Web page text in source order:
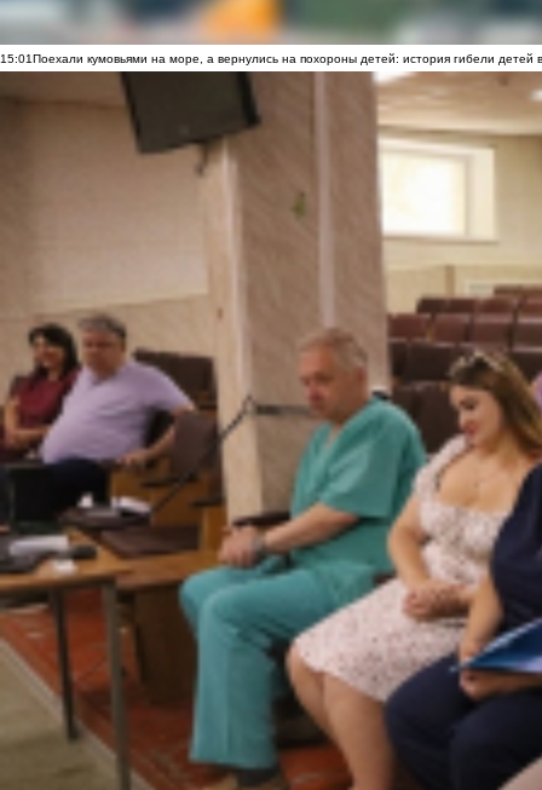
15:01Поехали кумовьями на море, а вернулись на похороны детей: история гибели детей